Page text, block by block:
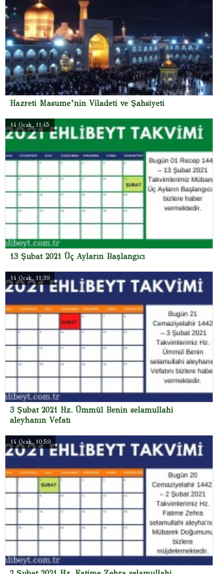
Hazreti Masume’nin Viladeti ve Şahsiyeti
14 Ocak, 11:45
13 Şubat 2021 Üç Ayların Başlangıcı
14 Ocak, 11:39
3 Şubat 2021 Hz. Ümmül Benin selamullahi
aleyhanın Vefatı
14 Ocak, 10:59